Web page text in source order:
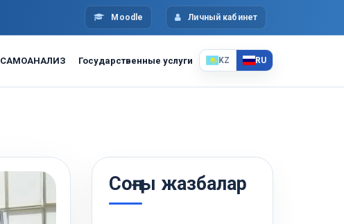
Moodle Личный кабинет
САМОАНАЛИЗ Государственные услуги KZ RU
Соңғы жазбалар